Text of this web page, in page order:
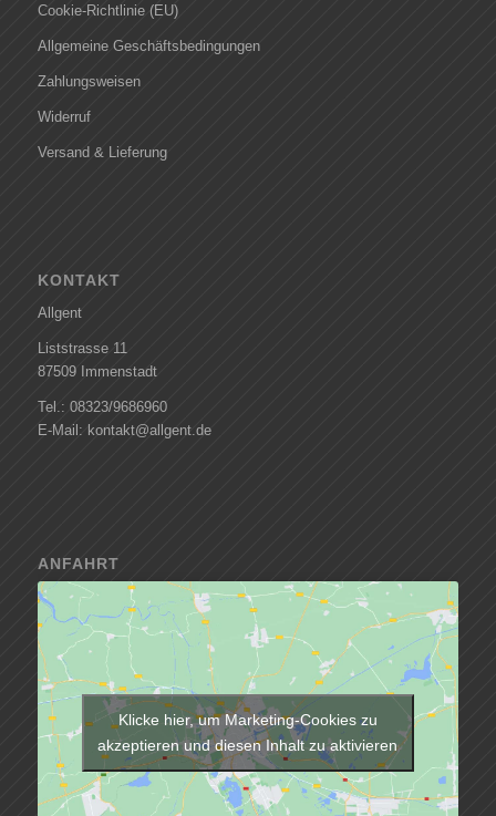
Cookie-Richtlinie (EU)
Allgemeine Geschäftsbedingungen
Zahlungsweisen
Widerruf
Versand & Lieferung
KONTAKT
Allgent
Liststrasse 11
87509 Immenstadt
Tel.: 08323/9686960
E-Mail: kontakt@allgent.de
ANFAHRT
Klicke hier, um Marketing-Cookies zu
akzeptieren und diesen Inhalt zu aktivieren